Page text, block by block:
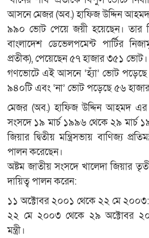
আসনে মেজর (অব.) হাফিজ উদ্দিন
৯৯০ ভোট পেয়ে জয়ী হয়েছেন। তার
বাংলাদেশ ডেভেলপমেন্ট পার্টির
প্রতীক), পেয়েছেন ৫৭ হাজার ৩৫১ ভোট।
গণভোটে এই আসনে ‘হ্যাঁ’ ভোট
৯৪০টি এবং ‘না’ ভোট পড়েছে ৫৬
মেজর (অব.) হাফিজ উদ্দিন আহমদ
সংসদে ১৯ মার্চ ১৯৯৬ থেকে ২৯ মার্চ
জিয়ার দ্বিতীয় মন্ত্রিসভায় বাণিজ্য
পালন করেছেন।
অষ্টম জাতীয় সংসদে খালেদা জিয়ার
দায়িত্ব পালন করেন:
১১ অক্টোবর ২০০১ থেকে ২২ মে ২০০৩:
২২ মে ২০০৩ থেকে ২৯ অক্টোবর
মন্ত্রী।